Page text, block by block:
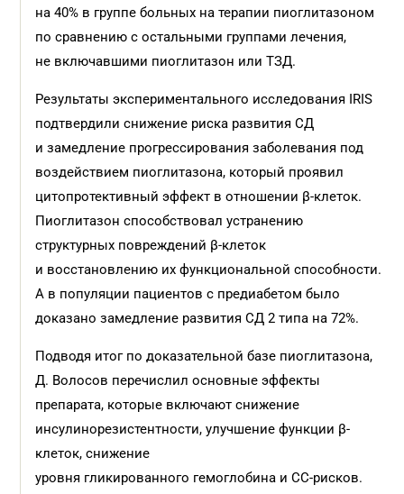
на 40% в группе больных на терапии пиоглитазоном
по сравнению с остальными группами лечения,
не включавшими пиоглитазон или ТЗД.
Результаты экспериментального исследования IRIS
подтвердили снижение риска развития СД
и замедление прогрессирования заболевания под
воздействием пиоглитазона, который проявил
цитопротективный эффект в отношении β-клеток.
Пиоглитазон способствовал устранению
структурных повреждений β-клеток
и восстановлению их функциональной способности.
А в популяции пациентов с предиабетом было
доказано замедление развития СД 2 типа на 72%.
Подводя итог по доказательной базе пиоглитазона,
Д. Волосов перечислил основные эффекты
препарата, которые включают снижение
инсулинорезистентности, улучшение функции β-
клеток, снижение
уровня гликированного гемоглобина и СС-рисков.